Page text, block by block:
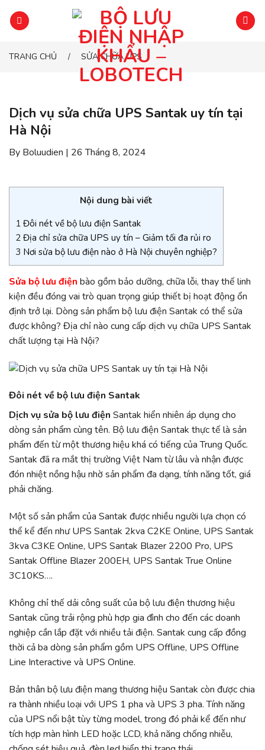
đến
nộiTRANG CHỦ / SỬA CHỮA UPS
Dịch vụ sửa chữa UPS Santak uy tín tại
Hà Nội
By Boluudien | 26 Tháng 8, 2024
Nội dung bài viết
1 Đôi nét về bộ lưu điện Santak
2 Địa chỉ sửa chữa UPS uy tín – Giảm tối đa rủi ro
3 Nơi sửa bộ lưu điện nào ở Hà Nội chuyên nghiệp?
Sửa bộ lưu điện bào gồm bảo dưỡng, chữa lỗi, thay thế linh
kiện đều đóng vai trò quan trọng giúp thiết bị hoạt động ổn
định trở lại. Dòng sản phẩm bộ lưu điện Santak có thể sửa
được không? Địa chỉ nào cung cấp dịch vụ chữa UPS Santak
chất lượng tại Hà Nội?
Đôi nét về bộ lưu điện Santak
Dịch vụ sửa bộ lưu điện Santak hiển nhiên áp dụng cho
dòng sản phẩm cùng tên. Bộ lưu điện Santak thực tế là sản
phẩm đến từ một thương hiệu khá có tiếng của Trung Quốc.
Santak đã ra mắt thị trường Việt Nam từ lâu và nhận được
đón nhiệt nồng hậu nhờ sản phẩm đa dạng, tính năng tốt, giá
phải chăng.
Một số sản phẩm của Santak được nhiều người lựa chọn có
thể kể đến như UPS Santak 2kva C2KE Online, UPS Santak
3kva C3KE Online, UPS Santak Blazer 2200 Pro, UPS
Santak Offline Blazer 200EH, UPS Santak True Online
3C10KS….
Không chỉ thế dải công suất của bộ lưu điện thương hiệu
Santak cũng trải rộng phù hợp gia đình cho đến các doanh
nghiệp cần lắp đặt với nhiều tải điện. Santak cung cấp đồng
thời cả ba dòng sản phẩm gồm UPS Offline, UPS Offline
Line Interactive và UPS Online.
Bản thân bộ lưu điện mang thương hiệu Santak còn được chia
ra thành nhiều loại với UPS 1 pha và UPS 3 pha. Tính năng
của UPS nổi bật tùy từng model, trong đó phải kể đến như
tích hợp màn hình LED hoặc LCD, khả năng chống nhiễu,